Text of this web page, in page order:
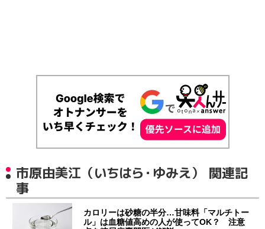
市原由美江（いちはら・ゆみえ） 関連記
事
カロリーは砂糖の半分…甘味料「マルチトー
ル」は血糖値高めの人が使ってOK？ 注意